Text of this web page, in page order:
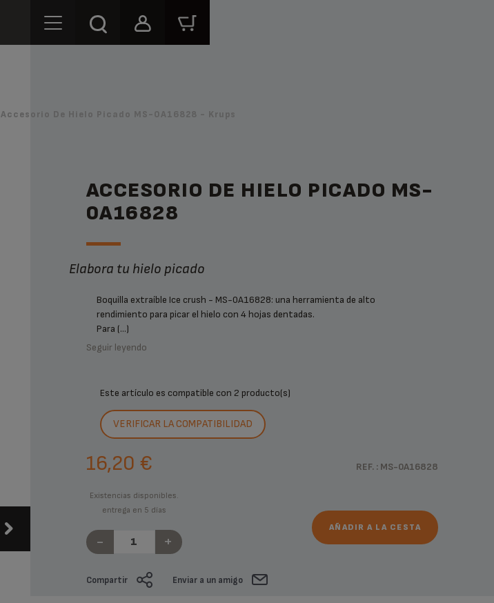
Accesorio De Hielo Picado MS-0A16828 - Krups
ACCESORIO DE HIELO PICADO MS-
0A16828
Elabora tu hielo picado
Boquilla extraíble Ice crush - MS-0A16828: una herramienta de alto
rendimiento para picar el hielo con 4 hojas dentadas.
Para (...)
Seguir leyendo
Este artículo es compatible con 2 producto(s)
VERIFICAR LA COMPATIBILIDAD
REF. : MS-0A16828
16,20 €
Existencias disponibles.
entrega en 5 días
- +
AÑADIR A LA CESTA
Compartir Enviar a un amigo